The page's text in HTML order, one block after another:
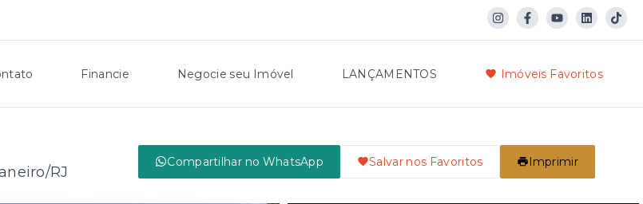
Financie Negocie seu Imóvel LANÇAMENTOS Imóveis Favoritos
RJ
Compartilhar no WhatsApp Salvar nos Favoritos Imprimir